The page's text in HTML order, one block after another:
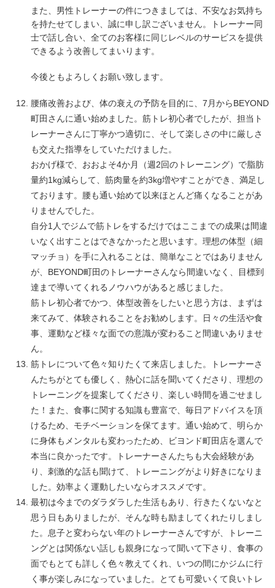
また、男性トレーナーの件につきましては、不安なお気持ち
を持たせてしまい、誠に申し訳ございません。トレーナー同
士で話し合い、全てのお客様に同じレベルのサービスを提供
できるよう改善してまいります。
今後ともよろしくお願い致します。
腰痛改善および、体の衰えの予防を目的に、7月からBEYOND
町田さんに通い始めました。筋トレ初心者でしたが、担当ト
レーナーさんに丁寧かつ適切に、そして楽しさの中に厳しさ
も交えた指導をしていただけました。
おかげ様で、おおよそ4か月（週2回のトレーニング）で脂肪
量約1kg減らして、筋肉量を約3kg増やすことができ、満足し
ております。腰も通い始めて以来ほとんど痛くなることがあ
りませんでした。
自分1人でジムで筋トレをするだけではここまでの成果は間違
いなく出すことはできなかったと思います。理想の体型（細
マッチョ）を手に入れることは、簡単なことではありません
が、BEYOND町田のトレーナーさんなら間違いなく、目標到
達まで導いてくれるノウハウがあると感じました。
筋トレ初心者でかつ、体型改善をしたいと思う方は、まずは
来てみて、体験されることをお勧めします。日々の生活や食
事、運動など様々な面での意識が変わること間違いありませ
ん。
筋トレについて色々知りたくて来店しました。トレーナーさ
んたちがとても優しく、熱心に話を聞いてくださり、理想の
トレーニングを提案してくださり、楽しい時間を過ごせまし
た！また、食事に関する知識も豊富で、毎日アドバイスを頂
けるため、モチベーションを保てます。通い始めて、明らか
に身体もメンタルも変わったため、ビヨンド町田店を選んで
本当に良かったです。トレーナーさんたちも大会経験があ
り、刺激的な話も聞けて、トレーニングがより好きになりま
した。効率よく運動したいならオススメです。
最初は今までのダラダラした生活もあり、行きたくないなと
思う日もありましたが、そんな時も励ましてくれたりしまし
た。息子と変わらない年のトレーナーさんですが、トレーニ
ングとは関係ない話しも親身になって聞いて下さり、食事の
面でもとても詳しく色々教えてくれ、いつの間にかジムに行
く事が楽しみになっていました。とても可愛いくて良いトレ